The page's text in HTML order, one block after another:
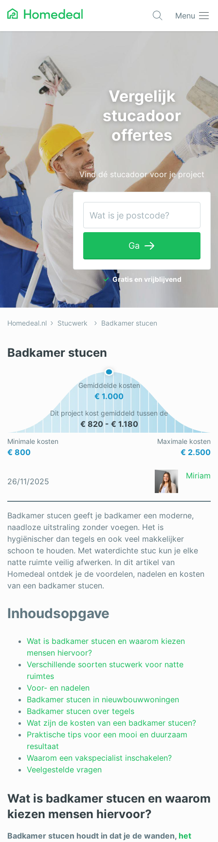
Menu
Asbest verwijderen
Dakbedekking
Dakkapel
Isolatie
Kozijnen
Laadpalen
Schilderwerk
Tuinaanleg
Ventilatie
Warmtepomp
Wellness
Zonnepanelen
Overige projecten
Vergelijk
stucadoor
offertes
Vind dé stucadoor voor je project
Ga
Gratis en vrijblijvend
Homedeal.nl Stucwerk Badkamer stucen
Badkamer stucen
Minimale kosten
€ 800
Gemiddelde kosten
€ 1.000
Maximale kosten
€ 2.500
Dit project kost gemiddeld tussen de
€ 820 - € 1.180
26/11/2025
Miriam
Badkamer stucen geeft je badkamer een moderne,
naadloze uitstraling zonder voegen. Het is
hygiënischer dan tegels en ook veel makkelijker
schoon te houden. Met waterdichte stuc kun je elke
natte ruimte veilig afwerken. In dit artikel van
Homedeal ontdek je de voordelen, nadelen en kosten
van een badkamer stucen.
Inhoudsopgave
Wat is badkamer stucen en waarom kiezen
mensen hiervoor?
Verschillende soorten stucwerk voor natte
ruimtes
Voor- en nadelen
Badkamer stucen in nieuwbouwwoningen
Badkamer stucen over tegels
Wat zijn de kosten van een badkamer stucen?
Praktische tips voor een mooi en duurzaam
resultaat
Waarom een vakspecialist inschakelen?
Veelgestelde vragen
Wat is badkamer stucen en waarom
kiezen mensen hiervoor?
Badkamer stucen houdt in dat je de wanden, het